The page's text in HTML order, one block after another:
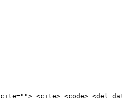
<cite> <code> <del